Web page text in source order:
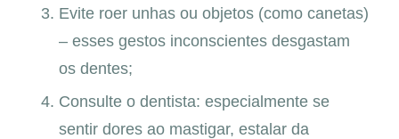
Evite roer unhas ou objetos (como canetas)
– esses gestos inconscientes desgastam
os dentes;
Consulte o dentista: especialmente se
sentir dores ao mastigar, estalar da